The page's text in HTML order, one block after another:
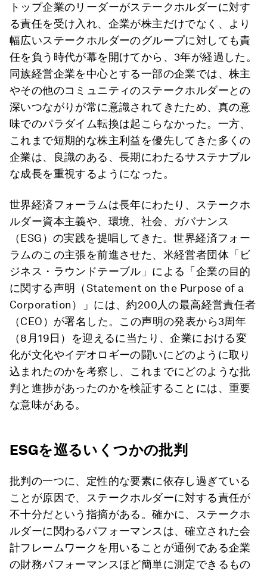
トップ企業のリーダーがステークホルダーに対す
る責任を受け入れ、企業が株主だけでなく、より
幅広いステークホルダーのグループに対しても責
任を負う時代が幕を開けてから、3年が経過した。
同族経営企業を中心とする一部の企業では、株主
やその他のコミュニティのステークホルダーとの
深いつながりが常に意識されてきたため、真の意
味でのパラダイム転換は起こらなかった。一方、
これまで短期的な株主利益を優先してきた多くの
企業は、良識のある、長期にわたるサステナブル
な成長を重視するようになった。
世界経済フォーラムは長年にわたり、ステークホ
ルダー資本主義や、環境、社会、ガバナンス
（ESG）の実践を提唱してきた。世界経済フォー
ラムのこの主張を前進させた、米経営者団体「ビ
ジネス・ラウンドテーブル」による「企業の目的
に関する声明（Statement on the Purpose of a
Corporation）」には、約200人の最高経営責任者
（CEO）が署名した。この声明の発表から3周年
（8月19日）を迎えるに当たり、企業における変
化が文化やイデオロギーの闘いにどのように取り
込まれたのかを考察し、これまでにどのような批
判と進捗があったのかを検証することには、重要
な意味がある。
ESGを巡るいくつかの批判
批判の一つに、定性的な要素に依存し過ぎている
ことが原因で、ステークホルダーに対する責任が
不十分だという指摘がある。確かに、ステークホ
ルダーに関わるパフォーマンスは、確立された会
計フレームワークを用いることが通例である企業
の財務パフォーマンスほど簡単に測定できるもの